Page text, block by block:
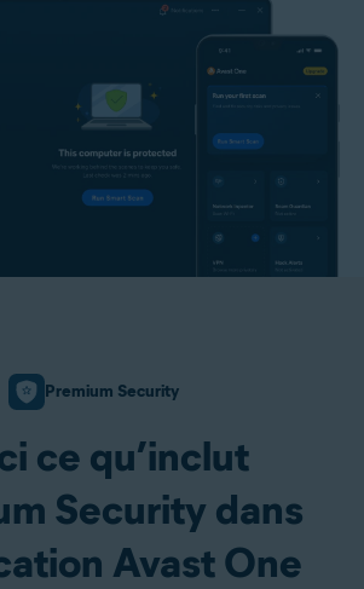
Premium Security
ce qu’inclut
Security dans
Avast One